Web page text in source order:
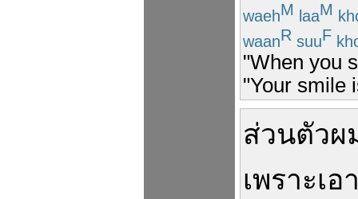
waehM laaM
waanR suuF
"When you
"Your smile
ส่วนตัวผ
เพราะเอ